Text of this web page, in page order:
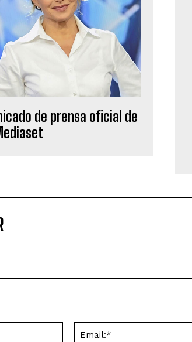
de prensa oficial de